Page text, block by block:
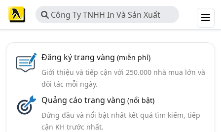
Công Ty TNHH In Và Sản Xuất
Bao Bì Đức Mỹ
Đăng ký trang vàng (miễn phí)
Giới thiệu và tiếp cận với 250.000 nhà mua lớn và
đối tác mỗi ngày.
Quảng cáo trang vàng (nổi bật)
Đứng đầu và nổi bật nhất kết quả tìm kiếm, tiếp
cận KH trước nhất.